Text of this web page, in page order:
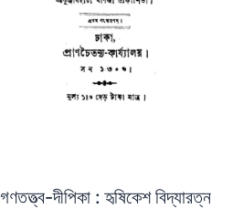
গণতত্ত্ব-দীপিকা : হৃষিকেশ বিদ্যারত্ন